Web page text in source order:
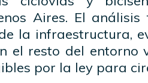
Aires. El
la infraestructura,
el resto del entorno
por la ley para